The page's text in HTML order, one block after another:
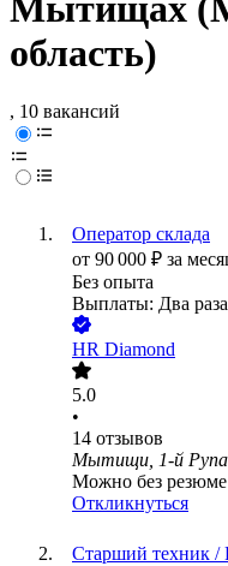
область)
, 10 вакансий
Оператор склада
от 90 000 ₽ за
Без опыта
Выплаты: Два
HR Diamond
5.0
•
14 отзывов
Мытищи, 1-й
Можно без резюме
Откликнуться
Старший техник /